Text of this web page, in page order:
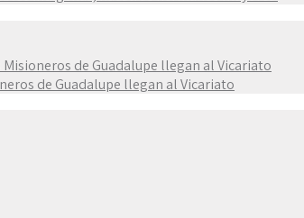
Misioneros de Guadalupe llegan al Vicariato
de Guadalupe llegan al Vicariato